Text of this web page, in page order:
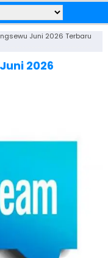
Juni 2026 Terbaru
2026